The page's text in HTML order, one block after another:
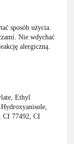
sposób użycia.
Nie wdychać
alergiczną.
Ethyl
CI 77492, CI